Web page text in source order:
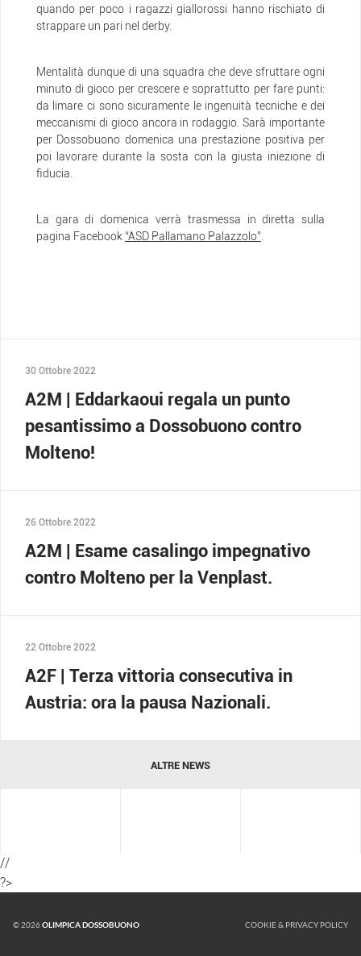
quando per poco i ragazzi giallorossi hanno rischiato di
strappare un pari nel derby.
Mentalità dunque di una squadra che deve sfruttare ogni
minuto di gioco per crescere e soprattutto per fare punti:
da limare ci sono sicuramente le ingenuità tecniche e dei
meccanismi di gioco ancora in rodaggio. Sarà importante
per Dossobuono domenica una prestazione positiva per
poi lavorare durante la sosta con la giusta iniezione di
fiducia.
La gara di domenica verrà trasmessa in diretta sulla
pagina Facebook “ASD Pallamano Palazzolo”.
30 Ottobre 2022
A2M | Eddarkaoui regala un punto
pesantissimo a Dossobuono contro
Molteno!
26 Ottobre 2022
A2M | Esame casalingo impegnativo
contro Molteno per la Venplast.
22 Ottobre 2022
A2F | Terza vittoria consecutiva in
Austria: ora la pausa Nazionali.
ALTRE NEWS
//
?>
© 2026OLIMPICA DOSSOBUONO COOKIE & PRIVACY POLICY